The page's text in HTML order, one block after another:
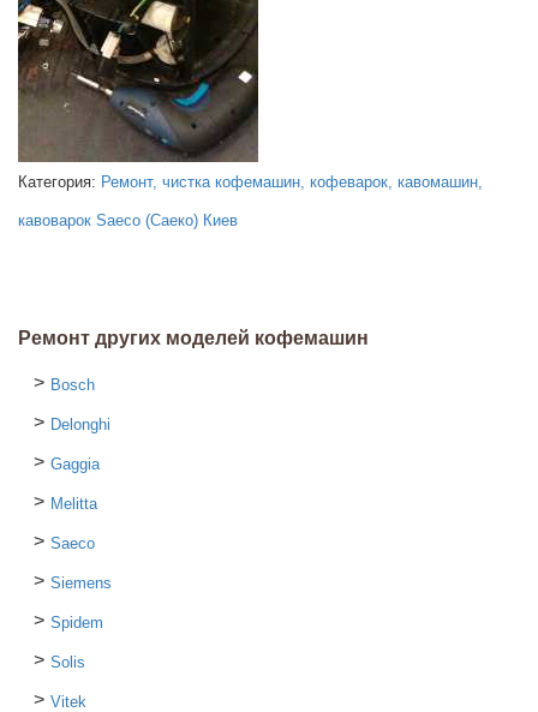
Категория: Ремонт, чистка кофемашин, кофеварок, кавомашин,
кавоварок Saeco (Саеко) Киев
Ремонт других моделей кофемашин
Bosch
Delonghi
Gaggia
Melitta
Saeco
Siemens
Spidem
Solis
Vitek